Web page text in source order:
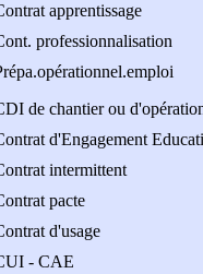
apprentissage
professionnalisation
de chantier ou
d'Engagement
intermittent
pacte
d'usage
- CAE